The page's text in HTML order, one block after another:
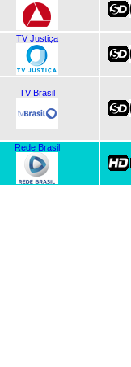
TV Justiça
TV Brasil
Rede Brasil